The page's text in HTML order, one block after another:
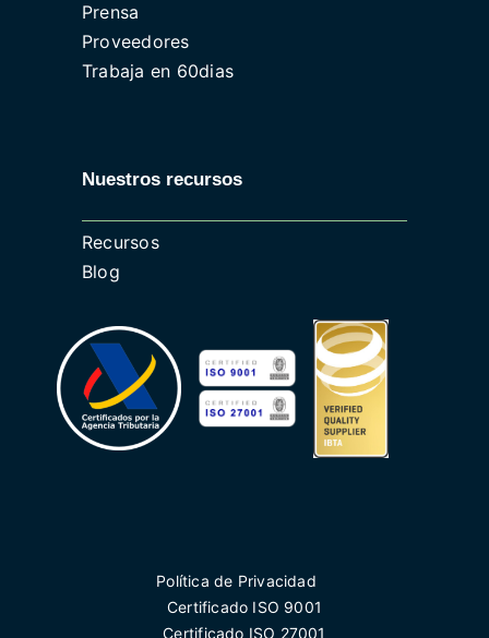
Prensa
Proveedores
Trabaja en 60dias
Nuestros recursos
Recursos
Blog
Política de Privacidad
Certificado ISO 9001
Certificado ISO 27001